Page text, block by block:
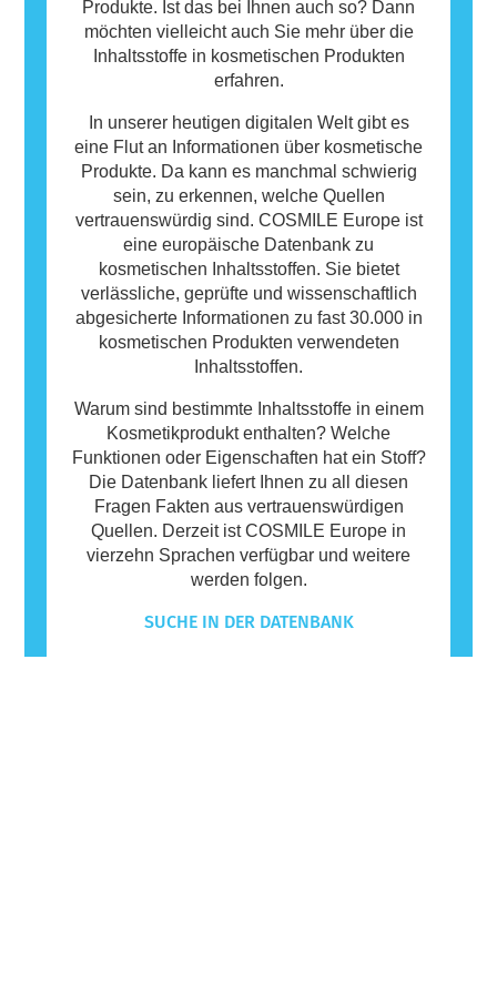
Produkte. Ist das bei Ihnen auch so? Dann
möchten vielleicht auch Sie mehr über die
Inhaltsstoffe in kosmetischen Produkten
erfahren.
In unserer heutigen digitalen Welt gibt es
eine Flut an Informationen über kosmetische
Produkte. Da kann es manchmal schwierig
sein, zu erkennen, welche Quellen
vertrauenswürdig sind. COSMILE Europe ist
eine europäische Datenbank zu
kosmetischen Inhaltsstoffen. Sie bietet
verlässliche, geprüfte und wissenschaftlich
abgesicherte Informationen zu fast 30.000 in
kosmetischen Produkten verwendeten
Inhaltsstoffen.
Warum sind bestimmte Inhaltsstoffe in einem
Kosmetikprodukt enthalten? Welche
Funktionen oder Eigenschaften hat ein Stoff?
Die Datenbank liefert Ihnen zu all diesen
Fragen Fakten aus vertrauenswürdigen
Quellen. Derzeit ist COSMILE Europe in
vierzehn Sprachen verfügbar und weitere
werden folgen.
SUCHE IN DER DATENBANK